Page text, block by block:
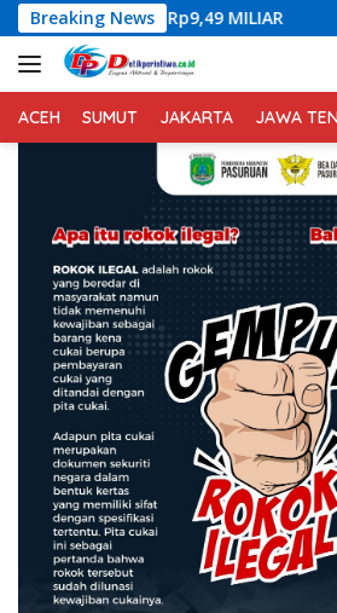
Langsung
ke
konten
Breaking News
Rp9,49 MILIAR Cegah Aksi
ACEH SUMUT JAKARTA JAWA